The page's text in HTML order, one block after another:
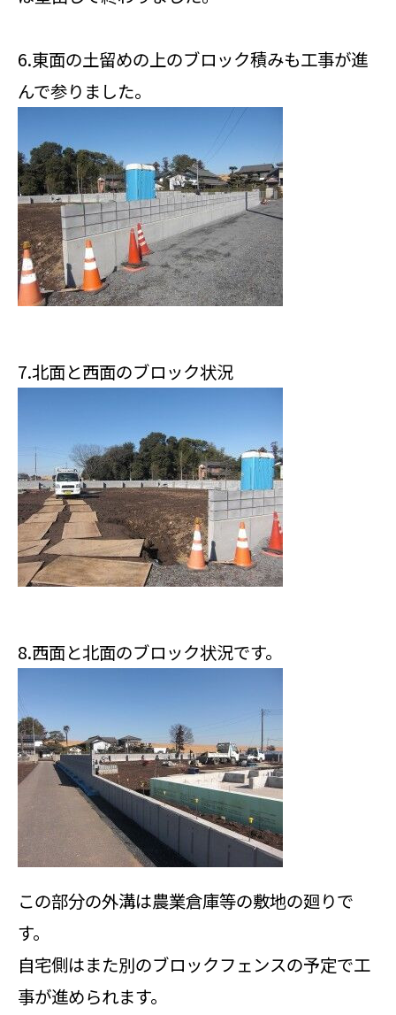
6.東面の土留めの上のブロック積みも工事が進
んで参りました。
7.北面と西面のブロック状況
8.西面と北面のブロック状況です。
この部分の外溝は農業倉庫等の敷地の廻りで
す。
自宅側はまた別のブロックフェンスの予定で工
事が進められます。